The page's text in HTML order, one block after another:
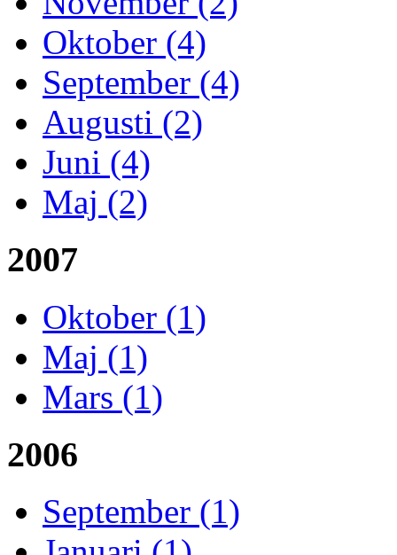
Oktober (4)
September (4)
Augusti (2)
Juni (4)
Maj (2)
2007
Oktober (1)
Maj (1)
Mars (1)
2006
September (1)